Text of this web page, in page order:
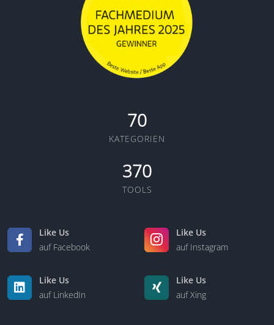
70
KATEGORIEN
370
TOOLS
Like Us
auf Facebook
Like Us
auf Instagram
Like Us
auf LinkedIn
Like Us
auf Xing